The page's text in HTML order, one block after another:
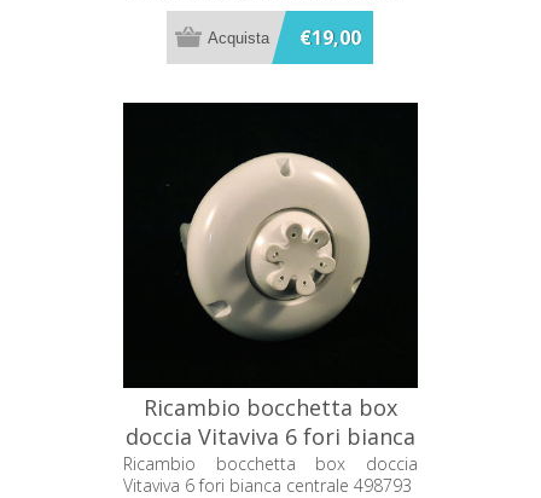
€19,00
Ricambio bocchetta box
doccia Vitaviva 6 fori bianca
centrale 498793
Ricambio bocchetta box doccia
Vitaviva 6 fori bianca centrale 498793